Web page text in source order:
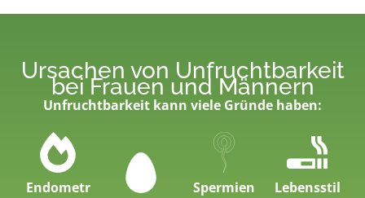
Ursachen von Unfruchtbarkeit
bei Frauen und Männern
Unfruchtbarkeit kann viele Gründe haben:
Endometr
Spermien
Lebensstil